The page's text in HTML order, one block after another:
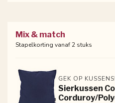
Mix & match
Stapelkorting vanaf 2 stuks
GEK OP KUSSENS!
Sierkussen
Corduroy/